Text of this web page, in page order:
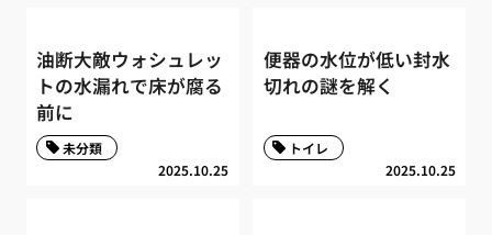
油断大敵ウォシュレッ
トの水漏れで床が腐る
前に
2025.10.25
未分類
便器の水位が低い封水
切れの謎を解く
2025.10.25
トイレ